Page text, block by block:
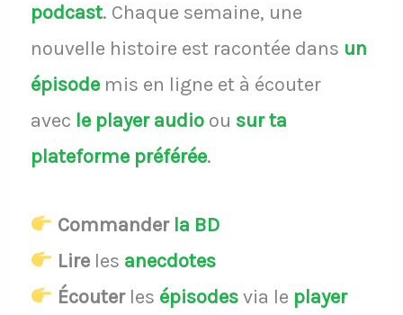
podcast. Chaque semaine, une
nouvelle histoire est racontée dans un
épisodemis en ligne et à écouter
avec le player audio ou sur ta
plateforme préférée.
Commander la BD
Lireles anecdotes
Écouterles épisodesvia le player